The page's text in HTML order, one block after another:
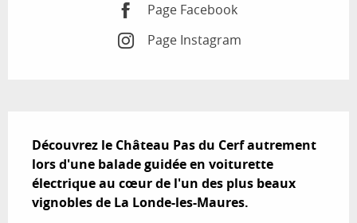
Page Facebook
Page Instagram
Découvrez le Château Pas du Cerf autrement
lors d'une balade guidée en voiturette
électrique au cœur de l'un des plus beaux
vignobles de La Londe-les-Maures.